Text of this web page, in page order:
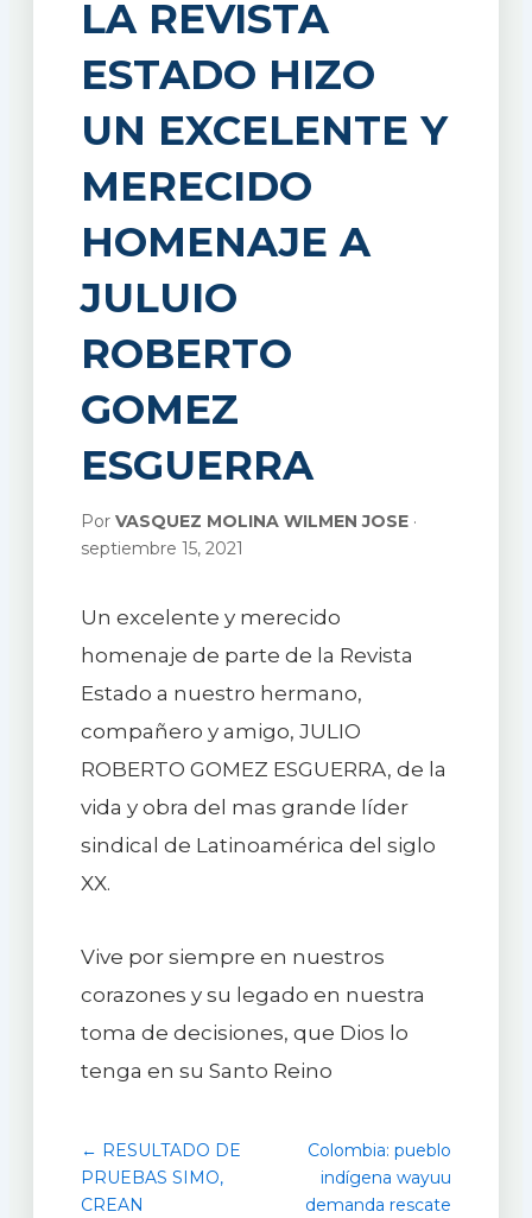
LA REVISTA
ESTADO HIZO
UN EXCELENTE Y
MERECIDO
HOMENAJE A
JULUIO
ROBERTO
GOMEZ
ESGUERRA
Por VASQUEZ MOLINA WILMEN JOSE·
septiembre 15, 2021
Un excelente y merecido
homenaje de parte de la Revista
Estado a nuestro hermano,
compañero y amigo, JULIO
ROBERTO GOMEZ ESGUERRA, de la
vida y obra del mas grande líder
sindical de Latinoamérica del siglo
XX.
Vive por siempre en nuestros
corazones y su legado en nuestra
toma de decisiones, que Dios lo
tenga en su Santo Reino
← RESULTADO DE
PRUEBAS SIMO,
CREAN
Colombia: pueblo
indígena wayuu
demanda rescate